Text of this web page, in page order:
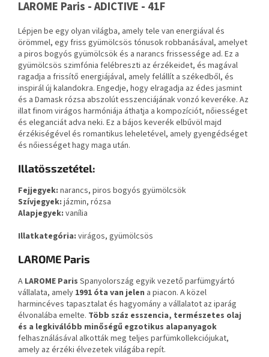
LAROME Paris - ADICTIVE - 41F
Lépjen be egy olyan világba, amely tele van energiával és
örömmel, egy friss gyümölcsös tónusok robbanásával, amelyet
a piros bogyós gyümölcsök és a narancs frissessége ad. Ez a
gyümölcsös szimfónia felébreszti az érzékeidet, és magával
ragadja a frissítő energiájával, amely felállít a székedből, és
inspirál új kalandokra. Engedje, hogy elragadja az édes jasmint
és a Damask rózsa abszolút esszenciájának vonzó keveréke. Az
illat finom virágos harmóniája áthatja a kompozíciót, nőiességet
és eleganciát adva neki. Ez a bájos keverék elbűvöl majd
érzékiségével és romantikus leheletével, amely gyengédséget
és nőiességet hagy maga után.
Illatösszetétel:
Fejjegyek: narancs, piros bogyós gyümölcsök
Szívjegyek: jázmin, rózsa
Alapjegyek: vanília
Illatkategória: virágos, gyümölcsös
LAROME Paris
A LAROME Paris Spanyolország egyik vezető parfümgyártó
vállalata, amely 1991 óta van jelen a piacon. A közel
harmincéves tapasztalat és hagyomány a vállalatot az iparág
élvonalába emelte. Több száz esszencia, természetes olaj
és a legkiválóbb minőségű egzotikus alapanyagok
felhasználásával alkották meg teljes parfümkollekciójukat,
amely az érzéki élvezetek világába repít.